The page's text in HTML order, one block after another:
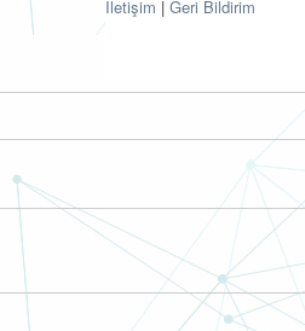
İletişim | Geri Bildirim